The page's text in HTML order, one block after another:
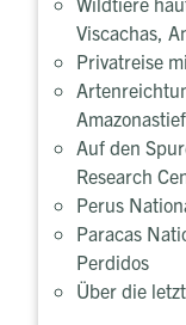
Viscachas,
Privatreise
Auf den
Research
Perus
Paracas
Perdidos
Über die